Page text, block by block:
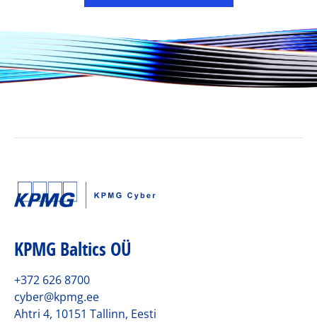
KPMG Baltics OÜ
+372 626 8700
cyber@kpmg.ee
Ahtri 4, 10151 Tallinn, Eesti